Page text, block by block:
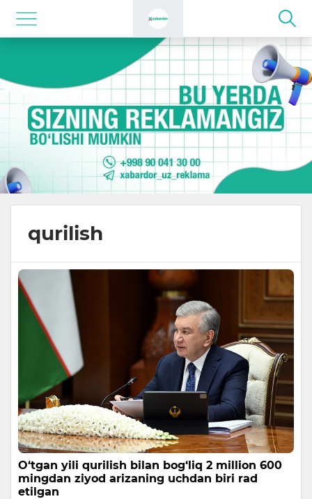
qurilish
O‘tgan yili qurilish bilan bog‘liq 2 million 600
mingdan ziyod arizaning uchdan biri rad
etilgan